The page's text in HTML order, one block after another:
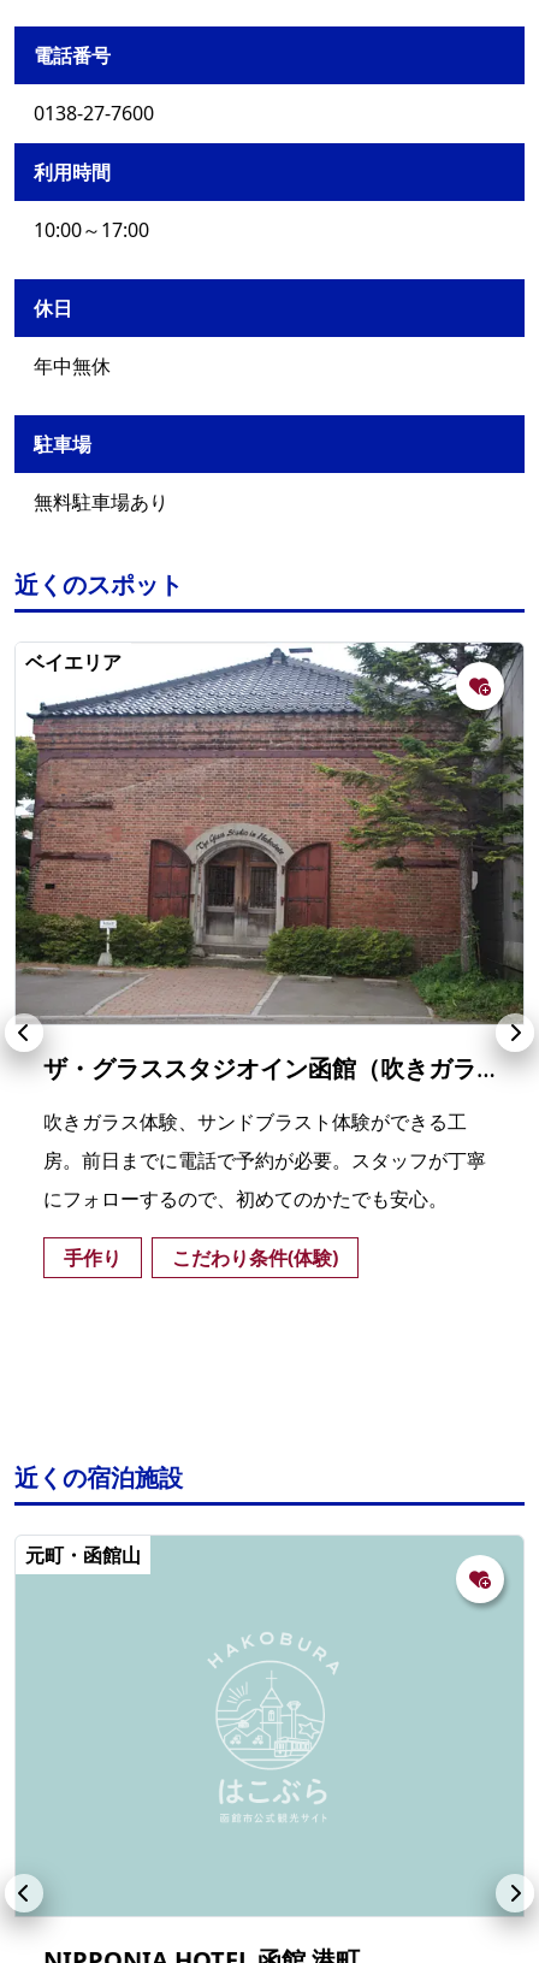
電話番号
0138-27-7600
利用時間
10:00～17:00
休日
年中無休
駐車場
無料駐車場あり
近くのスポット
ベイエリア
ザ・グラススタジオイン函館（吹きガラス体験）
吹きガラス体験、サンドブラスト体験ができる工
房。前日までに電話で予約が必要。スタッフが丁寧
にフォローするので、初めてのかたでも安心。
手作り こだわり条件(体験)
近くの宿泊施設
元町・函館山